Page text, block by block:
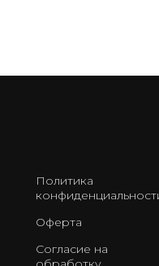
Политика
Оферта
Согласие на